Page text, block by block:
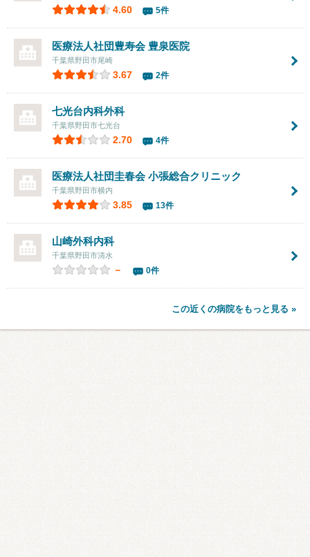
4.60 5件
医療法人社団豊寿会 豊泉医院
千葉県野田市尾崎
3.67 2件
七光台内科外科
千葉県野田市七光台
2.70 4件
医療法人社団圭春会 小張総合クリニック
千葉県野田市横内
3.85 13件
山崎外科内科
千葉県野田市清水
－ 0件
この近くの病院をもっと見る »